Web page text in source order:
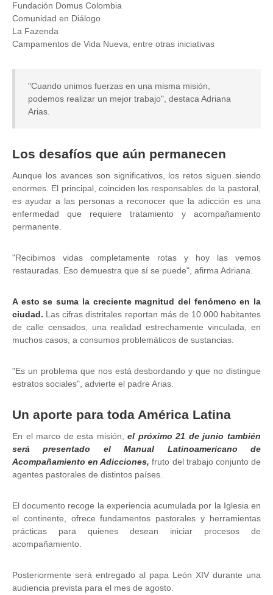
Fundación Domus Colombia
Comunidad en Diálogo
La Fazenda
Campamentos de Vida Nueva, entre otras iniciativas
"Cuando unimos fuerzas en una misma misión,
podemos realizar un mejor trabajo", destaca Adriana
Arias.
Los desafíos que aún permanecen
Aunque los avances son significativos, los retos siguen siendo
enormes. El principal, coinciden los responsables de la pastoral,
es ayudar a las personas a reconocer que la adicción es una
enfermedad que requiere tratamiento y acompañamiento
permanente.
"Recibimos vidas completamente rotas y hoy las vemos
restauradas. Eso demuestra que sí se puede", afirma Adriana.
A esto se suma la creciente magnitud del fenómeno en la
ciudad. Las cifras distritales reportan más de 10.000 habitantes
de calle censados, una realidad estrechamente vinculada, en
muchos casos, a consumos problemáticos de sustancias.
"Es un problema que nos está desbordando y que no distingue
estratos sociales", advierte el padre Arias.
Un aporte para toda América Latina
En el marco de esta misión,el próximo 21 de junio también
será presentado el Manual Latinoamericano de
Acompañamiento en Adicciones, fruto del trabajo conjunto de
agentes pastorales de distintos países.
El documento recoge la experiencia acumulada por la Iglesia en
el continente, ofrece fundamentos pastorales y herramientas
prácticas para quienes desean iniciar procesos de
acompañamiento.
Posteriormente será entregado al papa León XIV durante una
audiencia prevista para el mes de agosto.